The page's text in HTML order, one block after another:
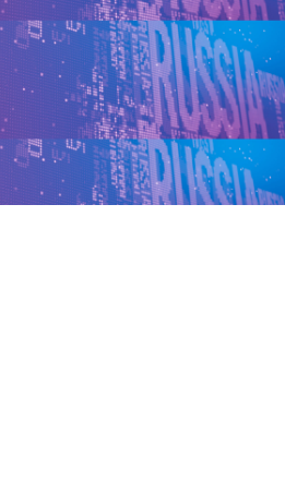
г.